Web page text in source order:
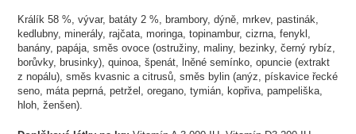
Králík 58 %, vývar, batáty 2 %, brambory, dýně, mrkev, pastinák,
kedlubny, minerály, rajčata, moringa, topinambur, cizrna, fenykl,
banány, papája, směs ovoce (ostružiny, maliny, bezinky, černý rybíz,
borůvky, brusinky), quinoa, špenát, lněné semínko, opuncie (extrakt
z nopálu), směs kvasnic a citrusů, směs bylin (anýz, pískavice řecké
seno, máta peprná, petržel, oregano, tymián, kopřiva, pampeliška,
hloh, ženšen).